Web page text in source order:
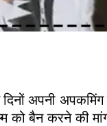
अपनी
बैन करने की